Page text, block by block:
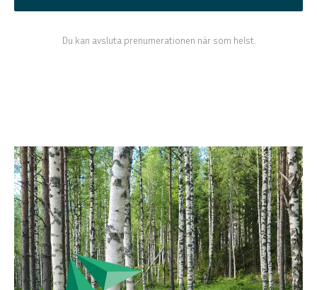
Du kan avsluta prenumerationen när som helst.